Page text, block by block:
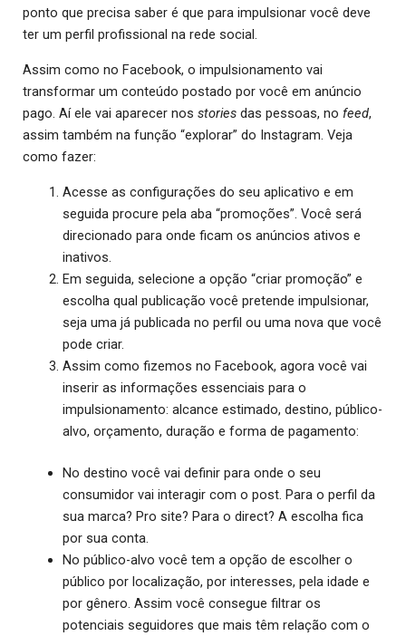
ponto que precisa saber é que para impulsionar você deve
ter um perfil profissional na rede social.
Assim como no Facebook, o impulsionamento vai
transformar um conteúdo postado por você em anúncio
pago. Aí ele vai aparecer nos stories das pessoas, no feed,
assim também na função “explorar” do Instagram. Veja
como fazer:
Acesse as configurações do seu aplicativo e em
seguida procure pela aba “promoções”. Você será
direcionado para onde ficam os anúncios ativos e
inativos.
Em seguida, selecione a opção “criar promoção” e
escolha qual publicação você pretende impulsionar,
seja uma já publicada no perfil ou uma nova que você
pode criar.
Assim como fizemos no Facebook, agora você vai
inserir as informações essenciais para o
impulsionamento: alcance estimado, destino, público-
alvo, orçamento, duração e forma de pagamento:
No destino você vai definir para onde o seu
consumidor vai interagir com o post. Para o perfil da
sua marca? Pro site? Para o direct? A escolha fica
por sua conta.
No público-alvo você tem a opção de escolher o
público por localização, por interesses, pela idade e
por gênero. Assim você consegue filtrar os
potenciais seguidores que mais têm relação com o